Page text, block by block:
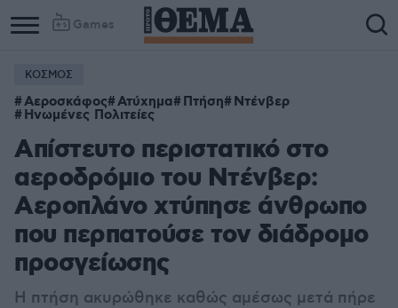
Games
ΚΟΣΜΟΣ
Αεροσκάφος Ατύχημα Πτήση Ντένβερ
Ηνωμένες Πολιτείες
Απίστευτο περιστατικό στο
αεροδρόμιο του Ντένβερ:
Αεροπλάνο χτύπησε άνθρωπο
που περπατούσε τον διάδρομο
προσγείωσης
Η πτήση ακυρώθηκε καθώς αμέσως μετά πήρε